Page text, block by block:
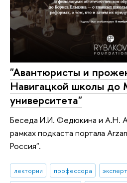
"Авантюристы и
Навигацкой школы до
университета"
Беседа И.И. Федюкина и А.Н.
рамках подкаста портала
Россия".
лектории профессора